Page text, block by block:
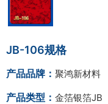
JB-106规格
产品品牌： 聚鸿新材料
产品类型： 金箔银箔JB